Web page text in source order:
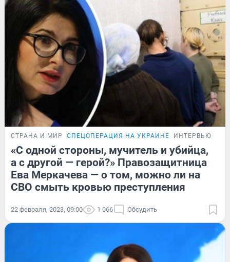
СТРАНА И МИР СПЕЦОПЕРАЦИЯ НА УКРАИНЕ ИНТЕРВЬЮ
«С одной стороны, мучитель и убийца,
а с другой — герой?» Правозащитница
Ева Меркачева — о том, можно ли на
СВО смыть кровью преступления
22 февраля, 2023, 09:00 1 066 Обсудить